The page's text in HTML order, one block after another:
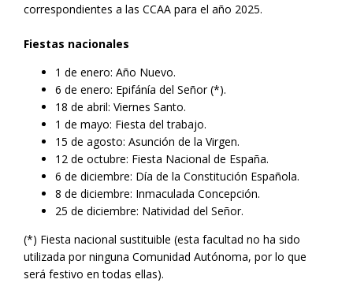
correspondientes a las CCAA para el año 2025.
Fiestas nacionales
1 de enero: Año Nuevo.
6 de enero: Epifánía del Señor (*).
18 de abril: Viernes Santo.
1 de mayo: Fiesta del trabajo.
15 de agosto: Asunción de la Virgen.
12 de octubre: Fiesta Nacional de España.
6 de diciembre: Día de la Constitución Española.
8 de diciembre: Inmaculada Concepción.
25 de diciembre: Natividad del Señor.
(*) Fiesta nacional sustituible (esta facultad no ha sido
utilizada por ninguna Comunidad Autónoma, por lo que
será festivo en todas ellas).